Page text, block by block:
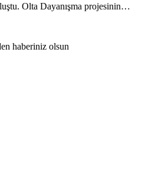
Olta Dayanışma projesinin…
haberiniz olsun